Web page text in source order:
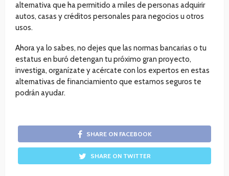
alternativa que ha permitido a miles de personas adquirir
autos, casas y créditos personales para negocios u otros
usos.
Ahora ya lo sabes, no dejes que las normas bancarias o tu
estatus en buró detengan tu próximo gran proyecto,
investiga, organízate y acércate con los expertos en estas
alternativas de financiamiento que estamos seguros te
podrán ayudar.
SHARE ON FACEBOOK
SHARE ON TWITTER